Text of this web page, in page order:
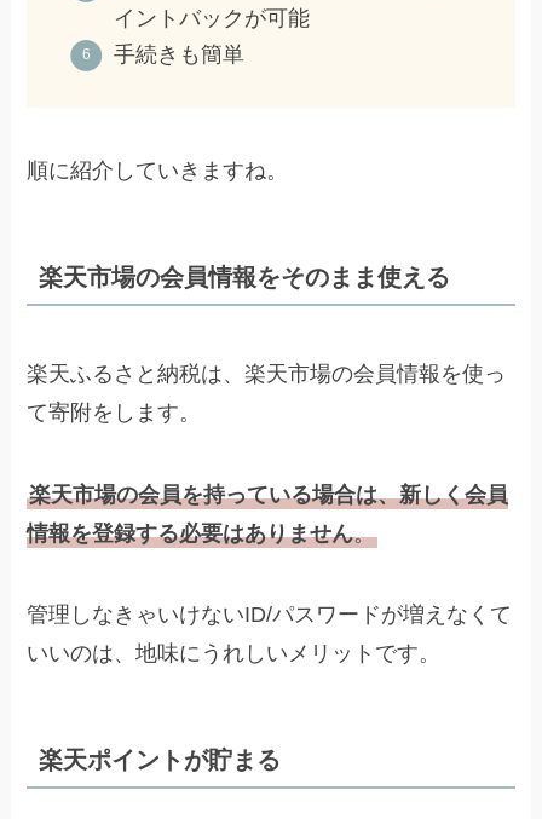
イントバックが可能
手続きも簡単
順に紹介していきますね。
楽天市場の会員情報をそのまま使える
楽天ふるさと納税は、楽天市場の会員情報を使っ
て寄附をします。
楽天市場の会員を持っている場合は、新しく会員
情報を登録する必要はありません。
管理しなきゃいけないID/パスワードが増えなくて
いいのは、地味にうれしいメリットです。
楽天ポイントが貯まる